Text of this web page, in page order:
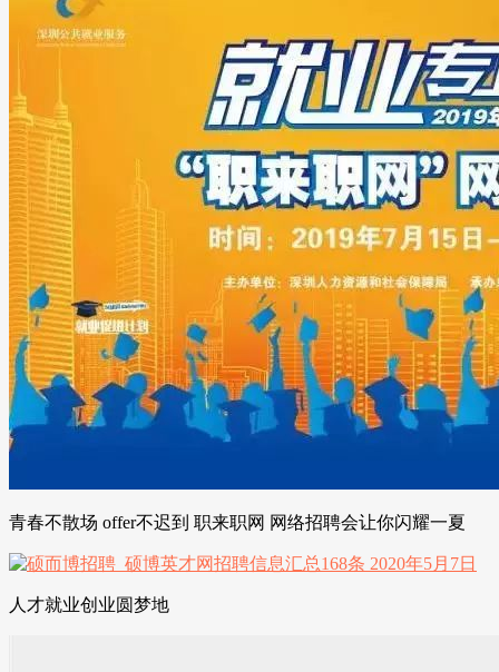
青春不散场 offer不迟到 职来职网 网络招聘会让你闪耀一夏
人才就业创业圆梦地